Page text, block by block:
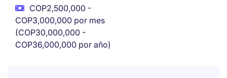
COP2,500,000 -
COP3,000,000 por mes
(COP30,000,000 -
COP36,000,000 por año)